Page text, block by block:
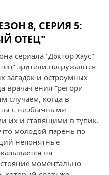
8, СЕРИЯ 5:
ОТЕЦ"
сериала "Доктор Хаус"
зрители погружаются
загадок и остроумных
врача-гения Грегори
случаем, когда в
с необычными
их и ставящими в тупик.
молодой парень по
непонятные
на
моментально